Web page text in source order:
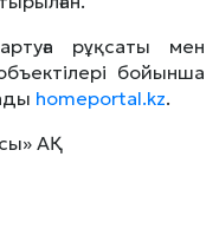
рұқсаты мен
бойынша
homeportal.kz.
АҚ